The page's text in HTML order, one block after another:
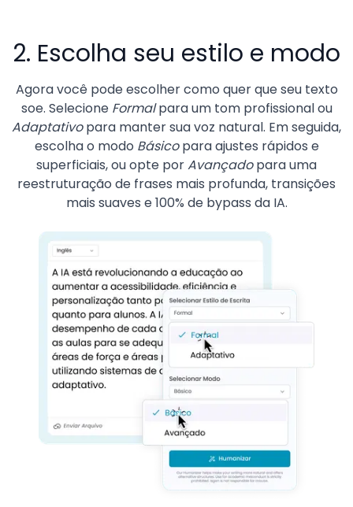
2. Escolha seu estilo e modo
Agora você pode escolher como quer que seu texto
soe. Selecione Formalpara um tom profissional ou
Adaptativopara manter sua voz natural. Em seguida,
escolha o modo Básicopara ajustes rápidos e
superficiais, ou opte porAvançadopara uma
reestruturação de frases mais profunda, transições
mais suaves e 100% de bypass da IA.